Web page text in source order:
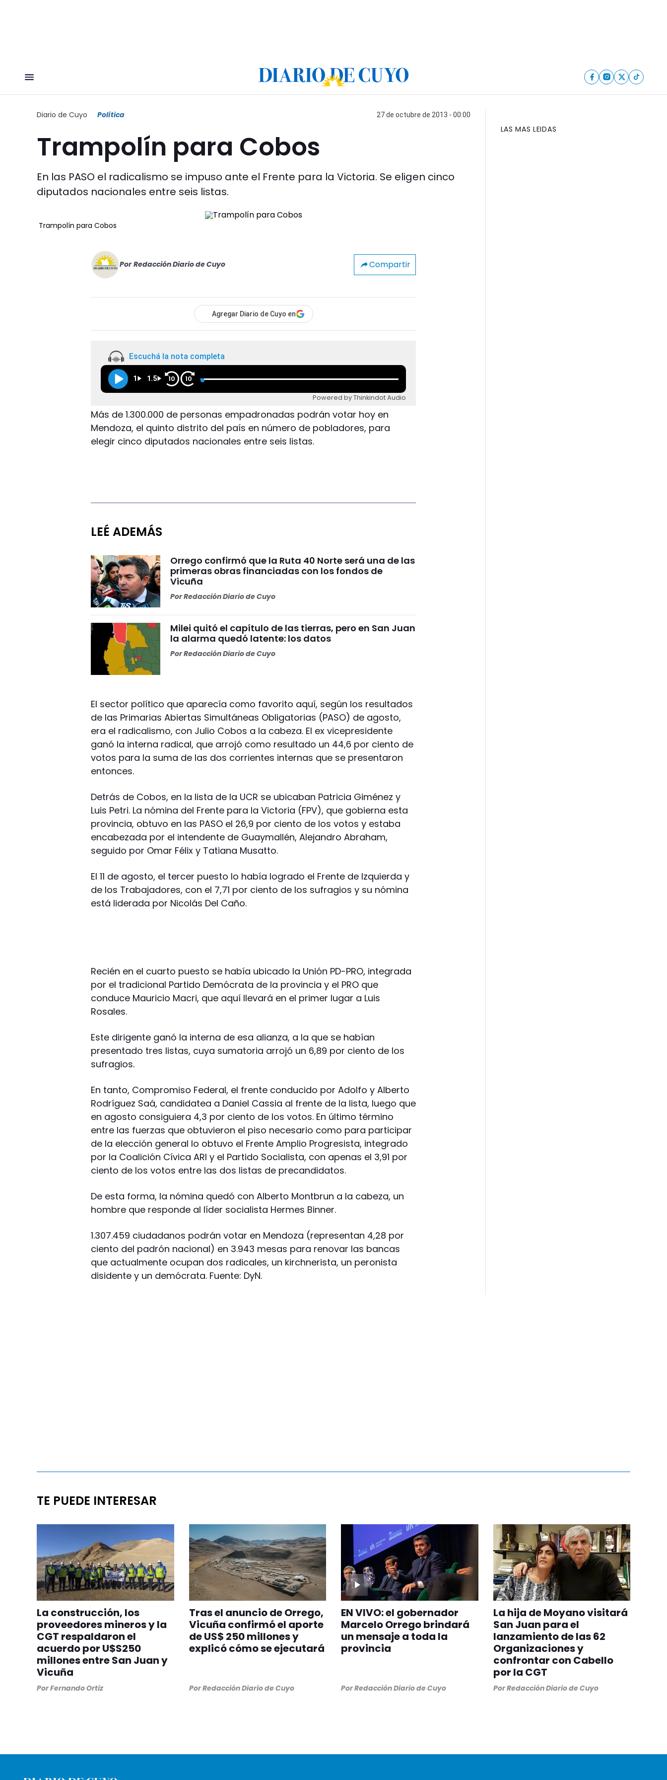
Diario de Cuyo Política 27 de octubre de 2013 - 00:00
Trampolín para Cobos
En las PASO el radicalismo se impuso ante el Frente para la Victoria. Se eligen cinco
diputados nacionales entre seis listas.
Trampolín para Cobos
Por Redacción Diario de Cuyo Compartir
Agregar Diario de Cuyo en
Escuchá la nota completa
1 1.5 10 10
Powered by Thinkindot Audio
Más de 1.300.000 de personas empadronadas podrán votar hoy en
Mendoza, el quinto distrito del país en número de pobladores, para
elegir cinco diputados nacionales entre seis listas.
LEÉ ADEMÁS
Orrego confirmó que la Ruta 40 Norte será una de las
primeras obras financiadas con los fondos de
Vicuña
PorRedacción Diario de Cuyo
Milei quitó el capítulo de las tierras, pero en San Juan
la alarma quedó latente: los datos
PorRedacción Diario de Cuyo
El sector político que aparecía como favorito aquí, según los resultados
de las Primarias Abiertas Simultáneas Obligatorias (PASO) de agosto,
era el radicalismo, con Julio Cobos a la cabeza. El ex vicepresidente
ganó la interna radical, que arrojó como resultado un 44,6 por ciento de
votos para la suma de las dos corrientes internas que se presentaron
entonces.
Detrás de Cobos, en la lista de la UCR se ubicaban Patricia Giménez y
Luis Petri. La nómina del Frente para la Victoria (FPV), que gobierna esta
provincia, obtuvo en las PASO el 26,9 por ciento de los votos y estaba
encabezada por el intendente de Guaymallén, Alejandro Abraham,
seguido por Omar Félix y Tatiana Musatto.
El 11 de agosto, el tercer puesto lo había logrado el Frente de Izquierda y
de los Trabajadores, con el 7,71 por ciento de los sufragios y su nómina
está liderada por Nicolás Del Caño.
Recién en el cuarto puesto se había ubicado la Unión PD-PRO, integrada
por el tradicional Partido Demócrata de la provincia y el PRO que
conduce Mauricio Macri, que aquí llevará en el primer lugar a Luis
Rosales.
Este dirigente ganó la interna de esa alianza, a la que se habían
presentado tres listas, cuya sumatoria arrojó un 6,89 por ciento de los
sufragios.
En tanto, Compromiso Federal, el frente conducido por Adolfo y Alberto
Rodríguez Saá, candidatea a Daniel Cassia al frente de la lista, luego que
en agosto consiguiera 4,3 por ciento de los votos. En último término
entre las fuerzas que obtuvieron el piso necesario como para participar
de la elección general lo obtuvo el Frente Amplio Progresista, integrado
por la Coalición Cívica ARI y el Partido Socialista, con apenas el 3,91 por
ciento de los votos entre las dos listas de precandidatos.
De esta forma, la nómina quedó con Alberto Montbrun a la cabeza, un
hombre que responde al líder socialista Hermes Binner.
1.307.459 ciudadanos podrán votar en Mendoza (representan 4,28 por
ciento del padrón nacional) en 3.943 mesas para renovar las bancas
que actualmente ocupan dos radicales, un kirchnerista, un peronista
disidente y un demócrata. Fuente: DyN.
LAS MAS LEIDAS
TE PUEDE INTERESAR
La construcción, los
proveedores mineros y la
CGT respaldaron el
acuerdo por U$S250
millones entre San Juan y
Vicuña
PorFernando Ortiz
Tras el anuncio de Orrego,
Vicuña confirmó el aporte
de US$ 250 millones y
explicó cómo se ejecutará
PorRedacción Diario de Cuyo
EN VIVO: el gobernador
Marcelo Orrego brindará
un mensaje a toda la
provincia
PorRedacción Diario de Cuyo
La hija de Moyano visitará
San Juan para el
lanzamiento de las 62
Organizaciones y
confrontar con Cabello
por la CGT
PorRedacción Diario de Cuyo